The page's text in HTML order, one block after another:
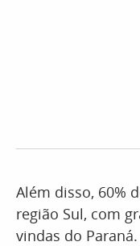
Além disso, 60%
região Sul, com
vindas do